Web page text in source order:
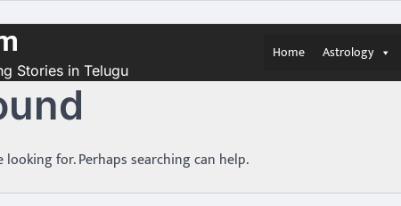
Stories in Telugu
Home Astrology
looking for. Perhaps searching can help.